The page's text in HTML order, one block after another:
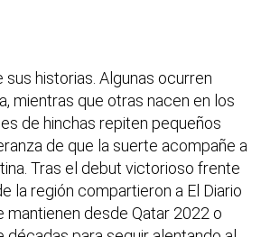
sus historias. Algunas ocurren
mientras que otras nacen en los
de hinchas repiten pequeños
de que la suerte acompañe a
Tras el debut victorioso frente
la región compartieron a El Diario
mantienen desde Qatar 2022 o